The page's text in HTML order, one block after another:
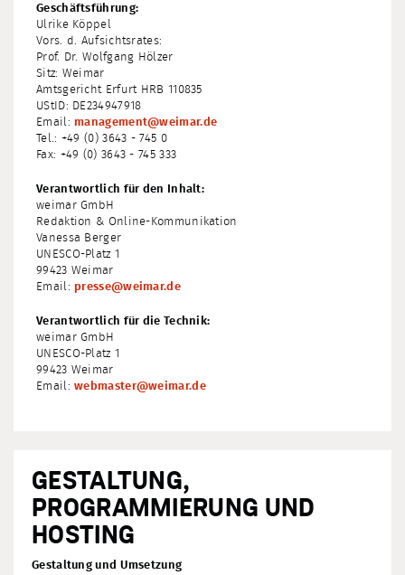
Geschäftsführung:
Ulrike Köppel
Vors. d. Aufsichtsrates:
Prof. Dr. Wolfgang Hölzer
Sitz: Weimar
Amtsgericht Erfurt HRB 110835
UStID: DE234947918
Email: management@weimar.de
Tel.: +49 (0) 3643 - 745 0
Fax: +49 (0) 3643 - 745 333
Verantwortlich für den Inhalt:
weimar GmbH
Redaktion & Online-Kommunikation
Vanessa Berger
UNESCO-Platz 1
99423 Weimar
Email: presse@weimar.de
Verantwortlich für die Technik:
weimar GmbH
UNESCO-Platz 1
99423 Weimar
Email:webmaster@weimar.de
GESTALTUNG,
PROGRAMMIERUNG UND
HOSTING
Gestaltung und Umsetzung